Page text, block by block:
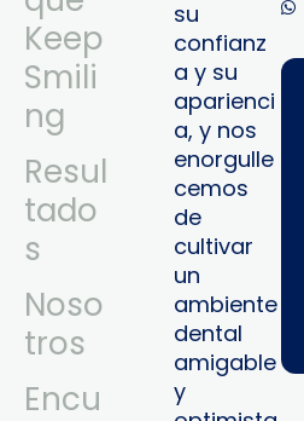
Keep
Smili
ng
Resul
tado
s
Noso
tros
Encu
su
confianz
a y su
aparienci
a, y nos
enorgulle
cemos
de
cultivar
un
ambiente
dental
amigable
y